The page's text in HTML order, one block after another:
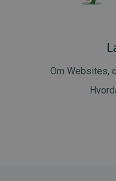
Om Websites,